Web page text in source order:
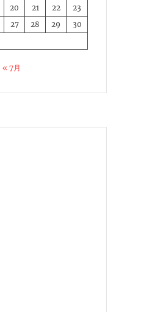
20 21 22
23
27 28 29
30
« 7月